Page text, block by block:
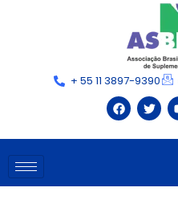
+ 55 11 3897-9390